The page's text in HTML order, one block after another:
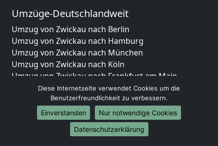
Umzüge-Deutschlandweit
Umzug von Zwickau nach Berlin
Umzug von Zwickau nach Hamburg
Umzug von Zwickau nach München
Umzug von Zwickau nach Köln
Umzug von Zwickau nach Frankfurt am Main
Umzug von Zwickau nach Stuttgart
Umzug von Zwickau nach Düsseldorf
Umzug von Zwickau nach Leipzig
Umzug von Zwickau nach Dortmund
Umzug von Zwickau nach Essen
Diese Internetseite verwendet Cookies um die
Benutzerfreundlichkeit zu verbessern.
Einverstanden
Nur notwendige Cookies
Datenschutzerklärung